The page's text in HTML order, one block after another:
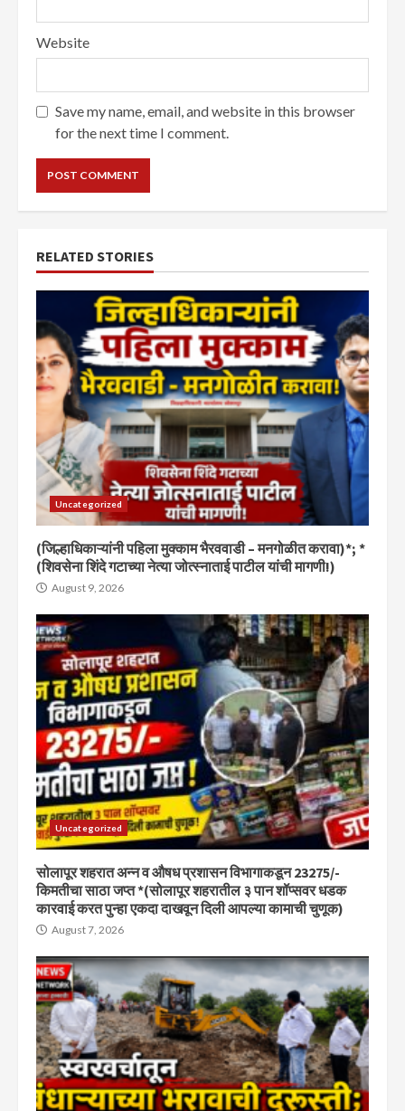
Website
Save my name, email, and website in this browser
for the next time I comment.
RELATED STORIES
Uncategorized
(जिल्हाधिकाऱ्यांनी पहिला मुक्काम भैरववाडी – मनगोळीत करावा)*; *
(शिवसेना शिंदे गटाच्या नेत्या जोत्स्नाताई पाटील यांची मागणी!)
August 9, 2026
Uncategorized
सोलापूर शहरात अन्न व औषध प्रशासन विभागाकडून 23275/-
किमतीचा साठा जप्त *(सोलापूर शहरातील ३ पान शॉप्सवर धडक
कारवाई करत पुन्हा एकदा दाखवून दिली आपल्या कामाची चुणूक)
August 7, 2026